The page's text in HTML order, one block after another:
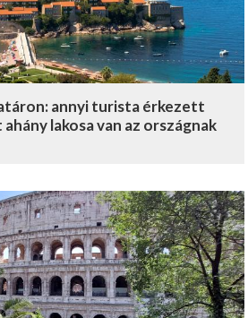
annyi turista érkezett
lakosa van az országnak